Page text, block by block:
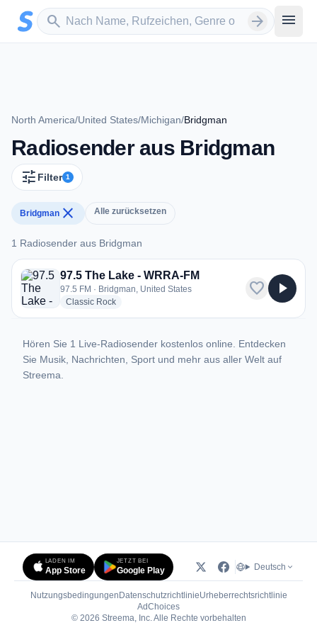
Zum Hauptinhalt springen
search
Sender suchen arrow_forward menu
North America/United States/Michigan/Bridgman
Radiosender aus Bridgman
tune Filter 1
Bridgman close Alle zurücksetzen
1 Radiosender aus Bridgman
1 Radiosender aus Bridgman
97.5 The Lake - WRRA-FM
97.5 FM · Bridgman, United States
Classic Rockradio stations
favorite play_arrow
Hören Sie 1 Live-Radiosender kostenlos online. Entdecken
Sie Musik, Nachrichten, Sport und mehr aus aller Welt auf
Streema.
LADEN IM
App Store
JETZT BEI
Google Play Deutsch
Nutzungsbedingungen DatenschutzrichtlinieUrheberrechtsrichtlinie
AdChoices(öffnet in neuem Tab)
© 2026 Streema, Inc. Alle Rechte vorbehalten